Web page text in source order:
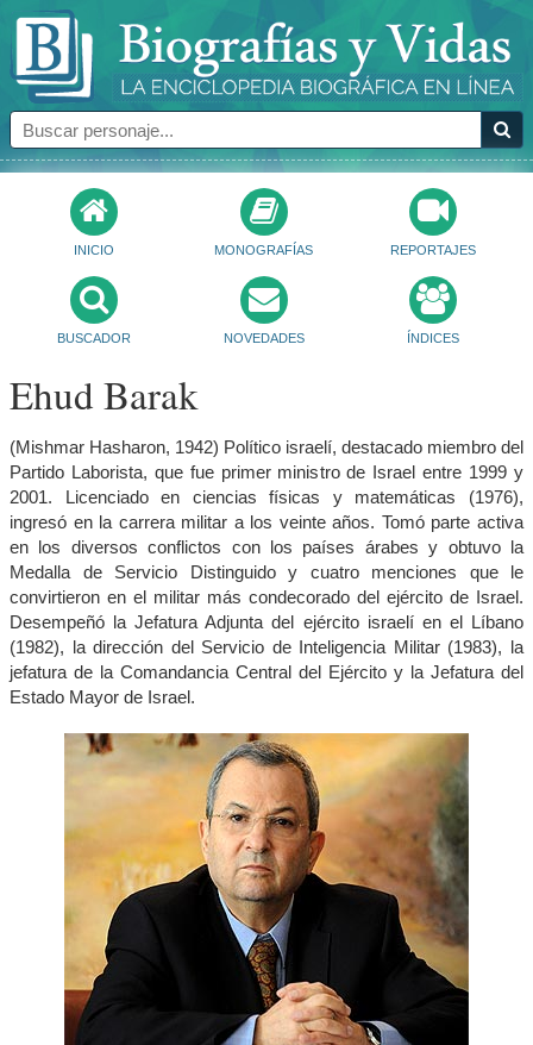
INICIO MONOGRAFÍAS REPORTAJES
BUSCADOR NOVEDADES ÍNDICES
Ehud Barak
(Mishmar Hasharon, 1942) Político israelí, destacado miembro del
Partido Laborista, que fue primer ministro de Israel entre 1999 y
2001. Licenciado en ciencias físicas y matemáticas (1976),
ingresó en la carrera militar a los veinte años. Tomó parte activa
en los diversos conflictos con los países árabes y obtuvo la
Medalla de Servicio Distinguido y cuatro menciones que le
convirtieron en el militar más condecorado del ejército de Israel.
Desempeñó la Jefatura Adjunta del ejército israelí en el Líbano
(1982), la dirección del Servicio de Inteligencia Militar (1983), la
jefatura de la Comandancia Central del Ejército y la Jefatura del
Estado Mayor de Israel.